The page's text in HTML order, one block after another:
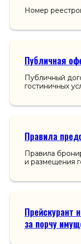
Номер
Публичная
Публичный
гостиничных
Правила
Правила
и размещения
Прейскурант
за порчу